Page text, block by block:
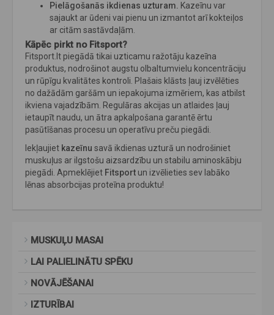
Pielāgošanās ikdienas uzturam. Kazeīnu var
sajaukt ar ūdeni vai pienu un izmantot arī kokteiļos
ar citām sastāvdaļām.
Kāpēc pirkt no Fitsport?
Fitsport.lt piegādā tikai uzticamu ražotāju kazeīna
produktus, nodrošinot augstu olbaltumvielu koncentrāciju
un rūpīgu kvalitātes kontroli. Plašais klāsts ļauj izvēlēties
no dažādām garšām un iepakojuma izmēriem, kas atbilst
ikviena vajadzībām. Regulāras akcijas un atlaides ļauj
ietaupīt naudu, un ātra apkalpošana garantē ērtu
pasūtīšanas procesu un operatīvu preču piegādi.
Iekļaujiet kazeīnu savā ikdienas uzturā un nodrošiniet
muskuļus ar ilgstošu aizsardzību un stabilu aminoskābju
piegādi. Apmeklējiet Fitsport un izvēlieties sev labāko
lēnas absorbcijas proteīna produktu!
MUSKUĻU MASAI
LAI PALIELINĀTU SPĒKU
NOVĀJĒŠANAI
IZTURĪBAI